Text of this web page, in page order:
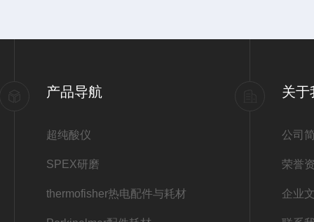
产品导航
超纯酸仪
SPEX研磨
thermofisher热电配件与耗材
关于
公司
荣誉
企业